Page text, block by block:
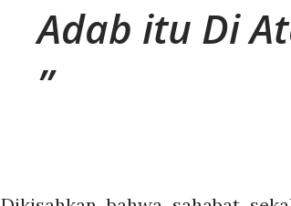
Adab itu Di